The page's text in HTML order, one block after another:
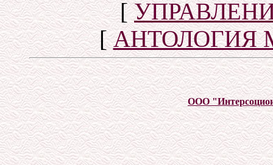
[
[АНТОЛОГИЯ
ООО